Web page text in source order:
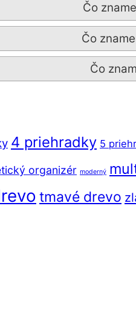
Čo
Čo
Čo
4 priehradky 5
organizér moderný
tmavé drevo